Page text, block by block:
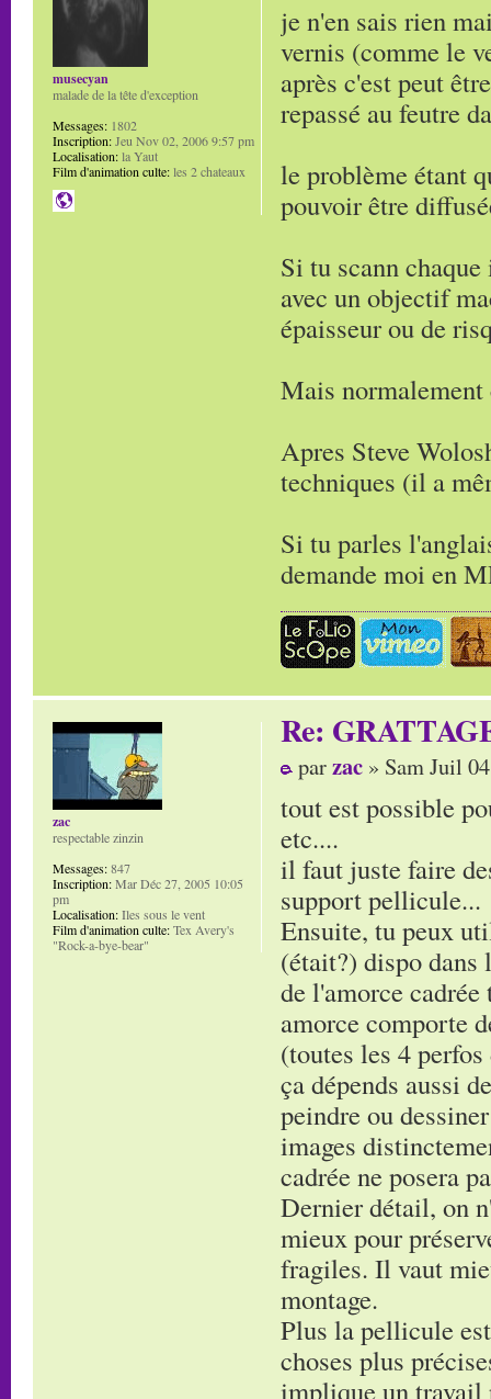
je n'en sais rien
vernis (comme le
après c'est peut
repassé au feutre
le problème étant
pouvoir être
Si tu scann
avec un objectif
épaisseur ou de
Mais
Apres Steve
techniques (il a
Si tu parles
demande moi en
musecyan
malade de la tête d'exception
Messages: 1802
Inscription:Jeu Nov 02, 2006 9:57 pm
Localisation:la Yaut
Film d'animation culte:les 2 chateaux
Re:
parzac » Sam Juil
tout est possible
etc....
il faut juste faire
support pellicule...
Ensuite, tu peux
(était?) dispo
de l'amorce
amorce comporte
(toutes les 4
ça dépends aussi
peindre ou
images
cadrée ne posera
Dernier détail, on
mieux pour
fragiles. Il vaut
montage.
Plus la pellicule
choses plus
implique un
zac
respectable zinzin
Messages:847
Inscription:Mar Déc 27, 2005 10:05
pm
Localisation:Iles sous le vent
Film d'animation culte:Tex Avery's
"Rock-a-bye-bear"